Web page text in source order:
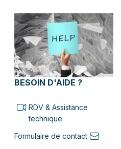
BESOIN D'AIDE ?
RDV & Assistance
technique
Formulaire de contact